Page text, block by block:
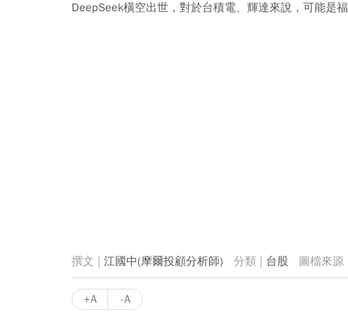
DeepSeek橫空出世，對於台積電、輝達來說，可能是
江國中(摩爾投顧分析師) 台股
+A -A